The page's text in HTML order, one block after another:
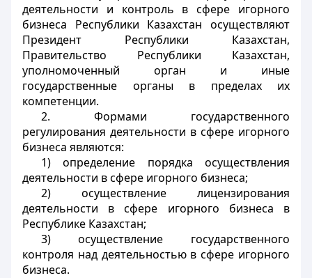
деятельности и контроль в сфере игорного
бизнеса Республики Казахстан осуществляют
Президент Республики Казахстан,
Правительство Республики Казахстан,
уполномоченный орган и иные
государственные органы в пределах их
компетенции.
2. Формами государственного
регулирования деятельности в сфере игорного
бизнеса являются:
1) определение порядка осуществления
деятельности в сфере игорного бизнеса;
2) осуществление лицензирования
деятельности в сфере игорного бизнеса в
Республике Казахстан;
3) осуществление государственного
контроля над деятельностью в сфере игорного
бизнеса.